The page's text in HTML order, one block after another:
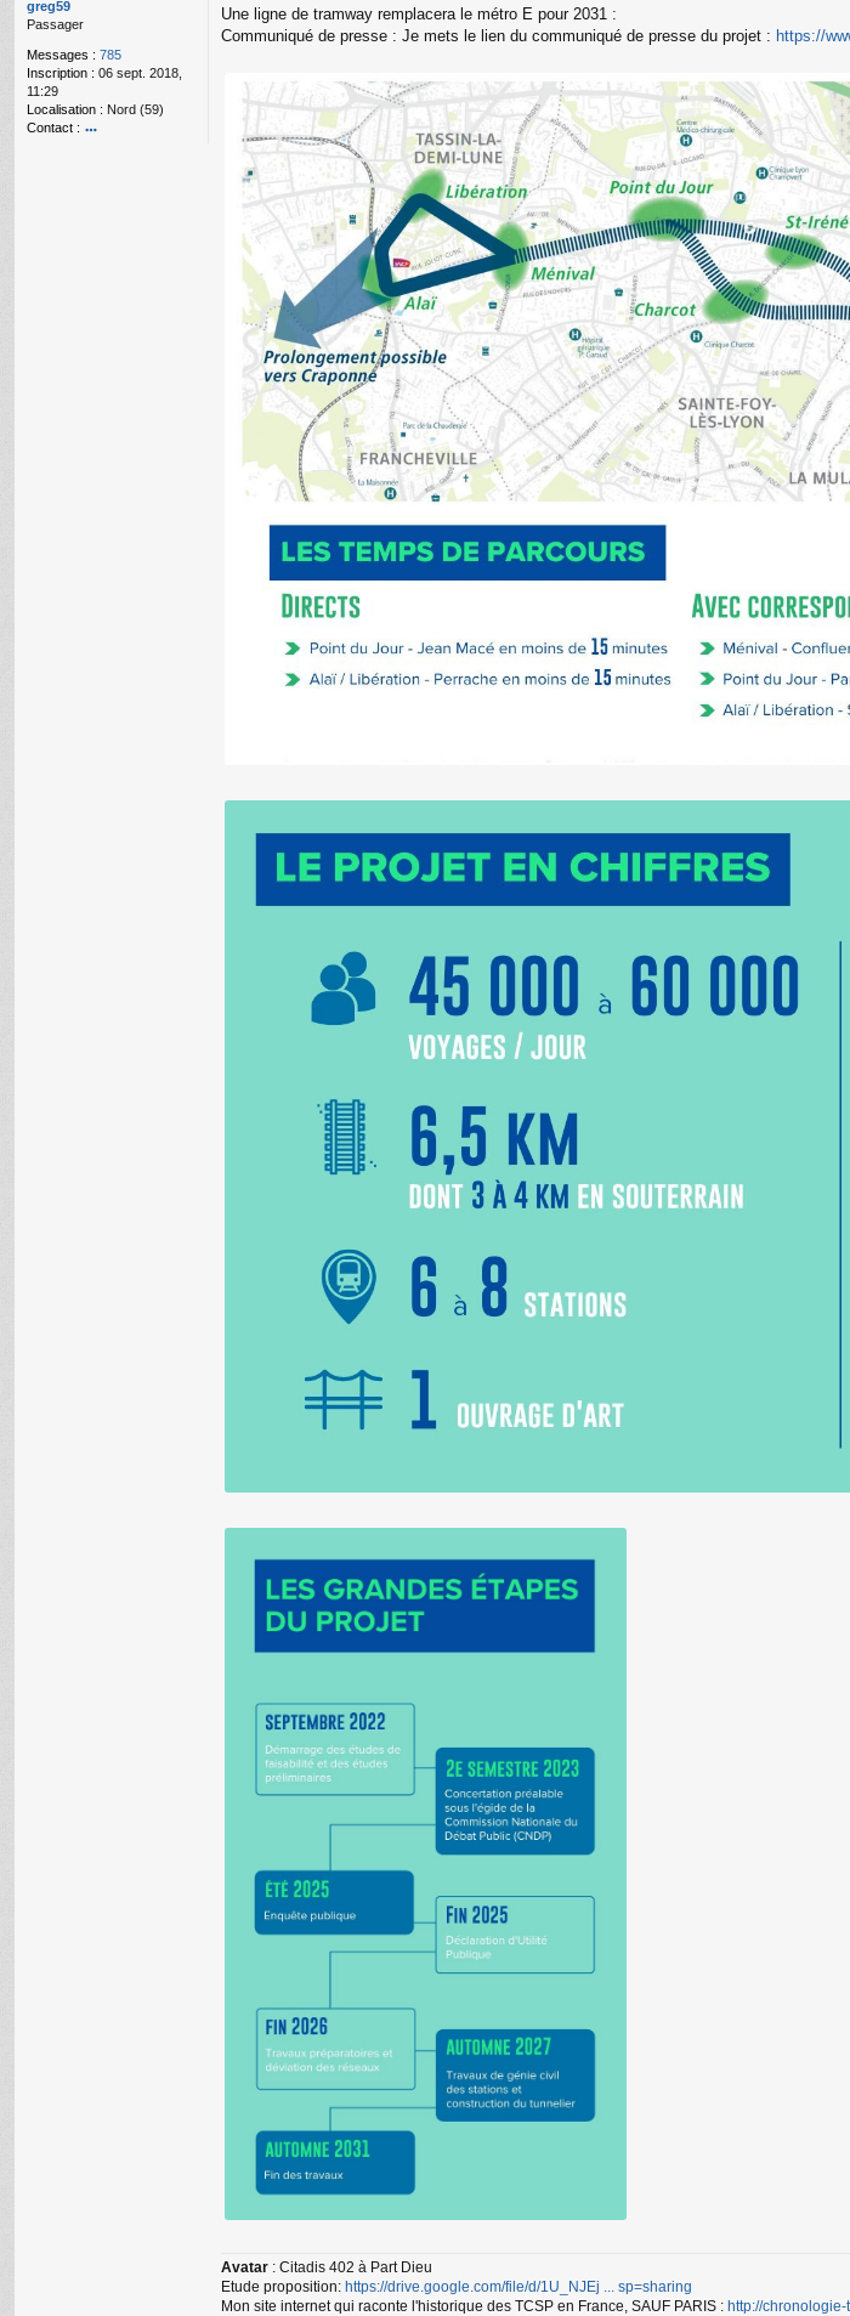
greg59
Passager
Messages : 785
Inscription : 06 sept. 2018,
11:29
Localisation : Nord (59)
Contact :
e
n
Une ligne de tramway remplacera le métro E pour 2031 :
Communiqué de presse : Je mets le lien du communiqué de presse du projet : https://
Avatar : Citadis 402 à Part Dieu
Etude proposition: https://drive.google.com/file/d/1U_NJEj ... sp=sharing
Mon site internet qui raconte l'historique des TCSP en France, SAUF PARIS : http://chronologie-